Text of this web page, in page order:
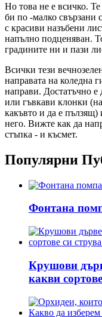
Но това не е всичко.
би по -малко свързани
с красиви назъбени
напълно подценяван.
градините ни и пази
Всички тези
направата на коледна
направи. Достатъчно е
или гъвкави клонки
какъвто и да е пълзящ)
него. Вижте как да
стъпка - и късмет.
Популярни
Фонтана
Крушови
какви